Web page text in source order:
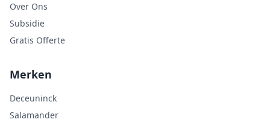
Over Ons
Subsidie
Gratis Offerte
Merken
Deceuninck
Salamander